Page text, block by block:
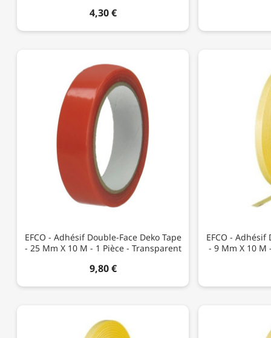
4,30 €
EFCO - Adhésif Double-Face Deko Tape
- 25 Mm X 10 M - 1 Pièce - Transparent
9,80 €
EFCO - Adhésif
- 9 Mm X 10 M